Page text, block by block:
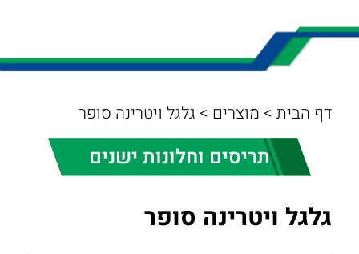
דף הבית>מוצרים >גלגל ויטרינה סופר
תריסים וחלונות ישנים
גלגל ויטרינה סופר